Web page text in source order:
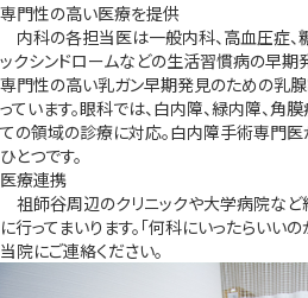
専門性の高い医療を提供
内科の各担当医は一般内科、高血圧症、
ックシンドロームなどの生活習慣病の早期
専門性の高い乳ガン早期発見のための乳腺
っています。眼科では、白内障、緑内障、
ての領域の診療に対応。白内障手術専門
ひとつです。
医療連携
祖師谷周辺のクリニックや大学病院な
に行ってまいります。「何科にいったらいい
当院にご連絡ください。